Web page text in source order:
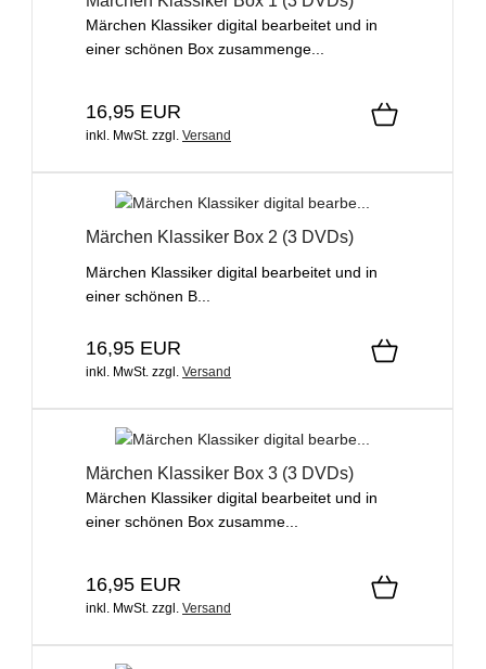
Märchen Klassiker digital bearbeitet und in
einer schönen Box zusammenge...
16,95 EUR
inkl. MwSt. zzgl. Versand
Märchen Klassiker Box 2 (3 DVDs)
Märchen Klassiker digital bearbeitet und in
einer schönen B...
16,95 EUR
inkl. MwSt. zzgl. Versand
Märchen Klassiker Box 3 (3 DVDs)
Märchen Klassiker digital bearbeitet und in
einer schönen Box zusamme...
16,95 EUR
inkl. MwSt. zzgl. Versand